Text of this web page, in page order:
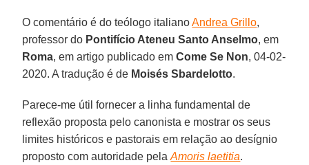
O comentário é do teólogo italianoAndrea Grillo,
professor do Pontifício Ateneu Santo Anselmo, em
Roma, em artigo publicado emCome Se Non, 04-02-
2020. A tradução é de Moisés Sbardelotto.
Parece-me útil fornecer a linha fundamental de
reflexão proposta pelo canonista e mostrar os seus
limites históricos e pastorais em relação ao desígnio
proposto com autoridade pelaAmoris laetitia.